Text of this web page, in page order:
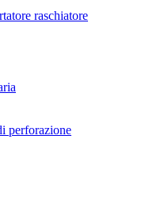
raschiatore
perforazione